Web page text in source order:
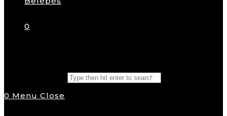
0
0 Menu Close